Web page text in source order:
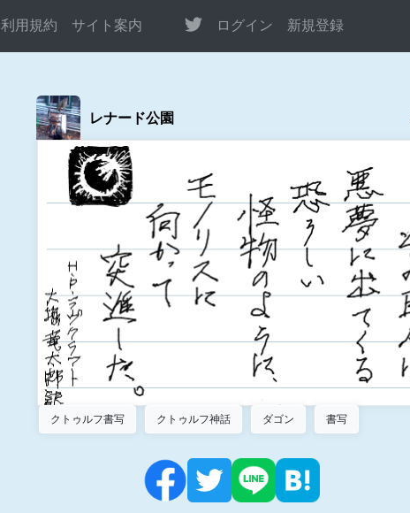
利用規約 サイト案内 ログイン 新規登録
レナード公園
クトゥルフ書写 クトゥルフ神話 ダゴン 書写